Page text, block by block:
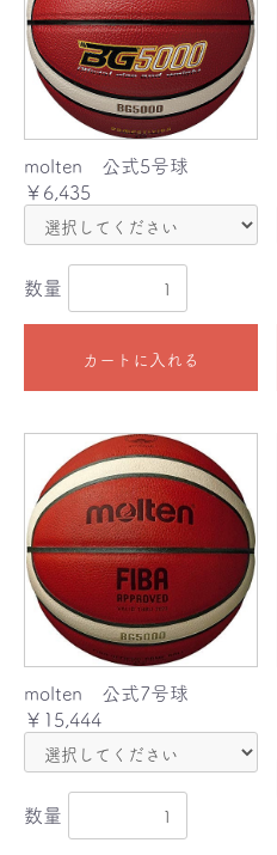
molten 公式5号球
￥6,435
数量
カートに入れる
molten 公式7号球
￥15,444
数量